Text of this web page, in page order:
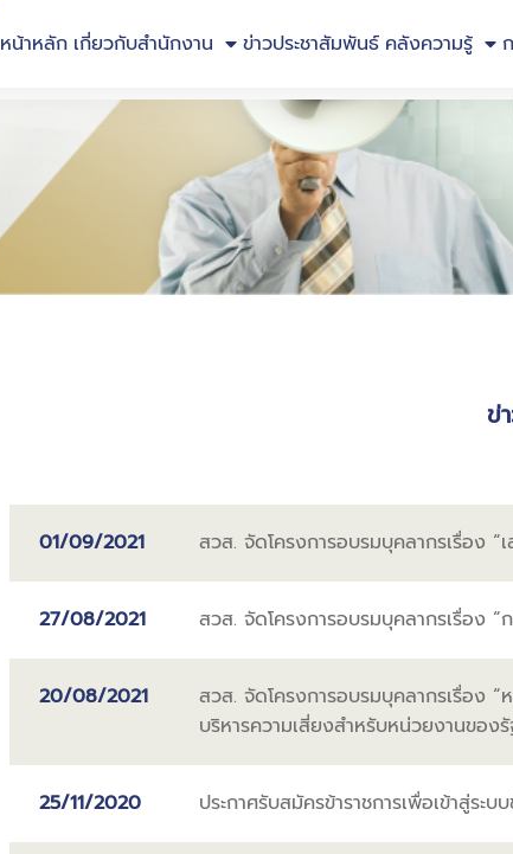
หน้าหลัก เกี่ยวกับสำนักงาน ข่าวประชาสัมพันธ์ คลังความรู้
ข่
01/09/2021 สวส. จัดโครงการอบรมบุคลากรเรื่อง “
27/08/2021 สวส. จัดโครงการอบรมบุคลากรเรื่อง
20/08/2021
สวส. จัดโครงการอบรมบุคลากรเรื่อง
บริหารความเสี่ยงสำหรับหน่วยงานของ
25/11/2020 ประกาศรับสมัครข้าราชการเพื่อเข้าสู่ระ